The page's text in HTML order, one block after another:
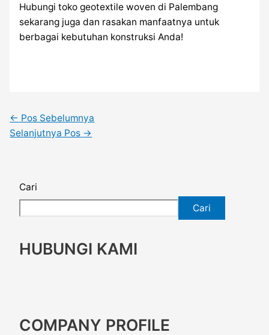
Hubungi toko geotextile woven di Palembang
sekarang juga dan rasakan manfaatnya untuk
berbagai kebutuhan konstruksi Anda!
← Pos Sebelumnya
Selanjutnya Pos →
Cari
Cari
HUBUNGI KAMI
COMPANY PROFILE